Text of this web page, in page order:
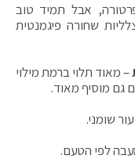
אבל תמיד טוב
שחורה פיגמנטית
– מאוד תלוי ברמת מילוי
גם מוסיף מאוד.
שומני.
לפי הטעם.